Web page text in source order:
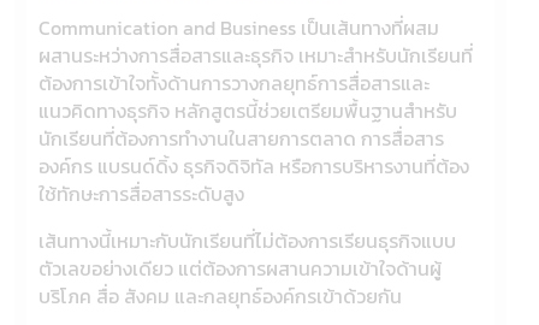
Communication and Business เป็นเส้นทางที่ผสม
ผสานระหว่างการสื่อสารและธุรกิจ เหมาะสำหรับนักเรียนที่
ต้องการเข้าใจทั้งด้านการวางกลยุทธ์การสื่อสารและ
แนวคิดทางธุรกิจ หลักสูตรนี้ช่วยเตรียมพื้นฐานสำหรับ
นักเรียนที่ต้องการทำงานในสายการตลาด การสื่อสาร
องค์กร แบรนด์ดิ้ง ธุรกิจดิจิทัล หรือการบริหารงานที่ต้อง
ใช้ทักษะการสื่อสารระดับสูง
เส้นทางนี้เหมาะกับนักเรียนที่ไม่ต้องการเรียนธุรกิจแบบ
ตัวเลขอย่างเดียว แต่ต้องการผสานความเข้าใจด้านผู้
บริโภค สื่อ สังคม และกลยุทธ์องค์กรเข้าด้วยกัน